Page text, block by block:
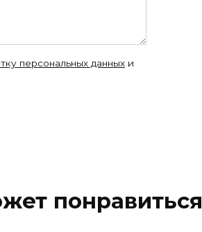
персональных данных и
понравиться